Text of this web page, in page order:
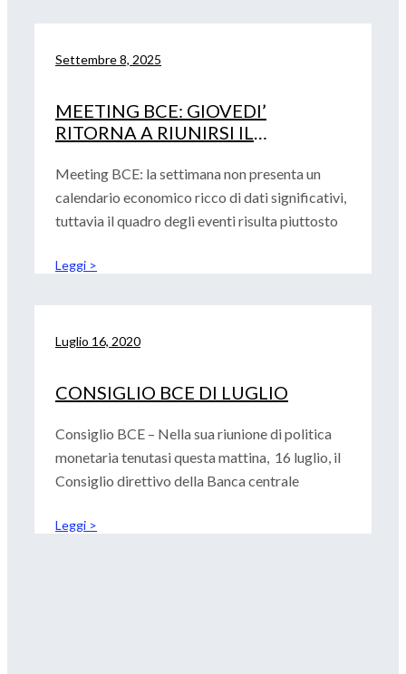
Settembre 8, 2025
MEETING BCE: GIOVEDI’
RITORNA A RIUNIRSI IL
CENTRALE EUROPEA
Meeting BCE: la settimana non presenta un
calendario economico ricco di dati significativi,
tuttavia il quadro degli eventi risulta piuttosto
Leggi >
Luglio 16, 2020
CONSIGLIO BCE DI LUGLIO
Consiglio BCE – Nella sua riunione di politica
monetaria tenutasi questa mattina, 16 luglio, il
Consiglio direttivo della Banca centrale
Leggi >